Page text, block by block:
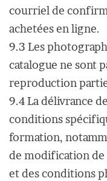
courriel de
achetées en ligne.
9.3 Les
catalogue ne sont
reproduction
9.4 La délivrance
conditions
formation,
de modification de
et des conditions